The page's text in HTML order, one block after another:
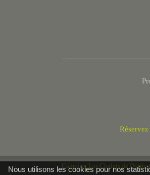
Camping Les Chalets de
Nous utilisons les cookies pour nos